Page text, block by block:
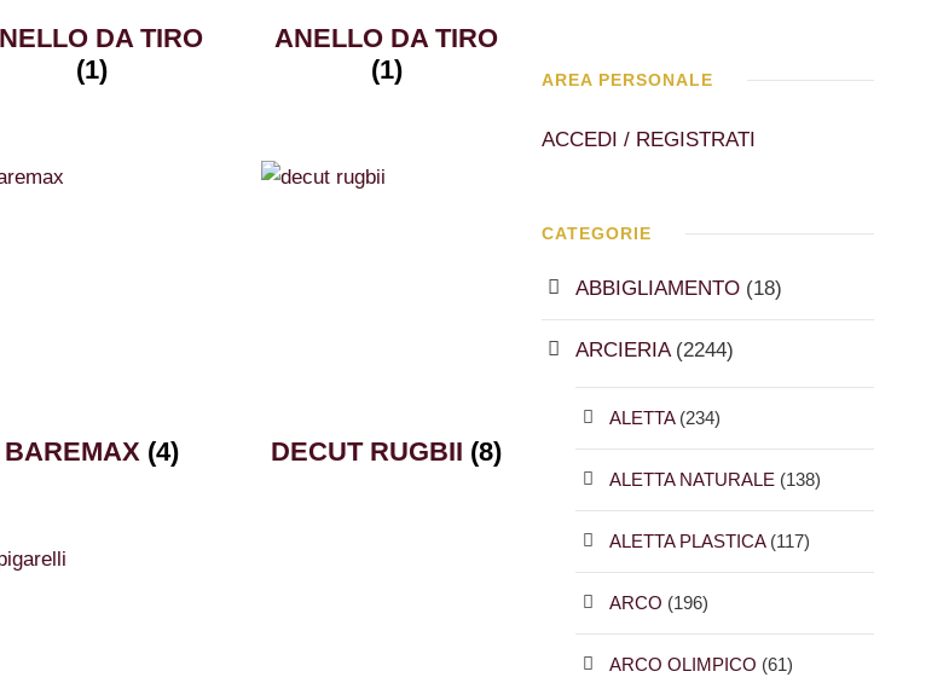
DA TIRO
(1)
ANELLO DA TIRO
(1)
BAREMAX (4) DECUT RUGBII (8)
AREA PERSONALE
ACCEDI / REGISTRATI
CATEGORIE
ABBIGLIAMENTO (18)
ARCIERIA (2244)
ALETTA (234)
ALETTA NATURALE (138)
ALETTA PLASTICA (117)
ARCO (196)
ARCO OLIMPICO (61)